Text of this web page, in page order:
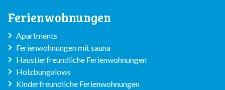
Ferienwohnungen
Apartments
Ferienwohnungen mit sauna
Haustierfreundliche Ferienwohnungen
Holzbungalows
Kinderfreundliche Ferienwohnungen